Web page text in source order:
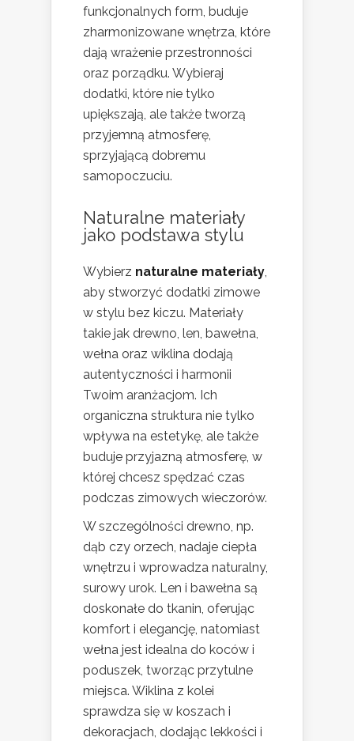
funkcjonalnych form, buduje
zharmonizowane wnętrza, które
dają wrażenie przestronności
oraz porządku. Wybieraj
dodatki, które nie tylko
upiększają, ale także tworzą
przyjemną atmosferę,
sprzyjającą dobremu
samopoczuciu.
Naturalne materiały
jako podstawa stylu
Wybierz naturalne materiały,
aby stworzyć dodatki zimowe
w stylu bez kiczu. Materiały
takie jak drewno, len, bawełna,
wełna oraz wiklina dodają
autentyczności i harmonii
Twoim aranżacjom. Ich
organiczna struktura nie tylko
wpływa na estetykę, ale także
buduje przyjazną atmosferę, w
której chcesz spędzać czas
podczas zimowych wieczorów.
W szczególności drewno, np.
dąb czy orzech, nadaje ciepła
wnętrzu i wprowadza naturalny,
surowy urok. Len i bawełna są
doskonałe do tkanin, oferując
komfort i elegancję, natomiast
wełna jest idealna do koców i
poduszek, tworząc przytulne
miejsca. Wiklina z kolei
sprawdza się w koszach i
dekoracjach, dodając lekkości i